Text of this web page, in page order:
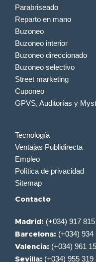
Parabriseado
Reparto en mano
Buzoneo
Buzoneo interior
Buzoneo direccionado
Buzoneo selectivo
Street marketing
Cuponeo
GPVS, Auditorías y
Tecnología
Ventajas Publidirecta
Empleo
Política de privacidad
Sitemap
Contacto
Madrid: (+034) 917
Barcelona: (+034) 934
Valencia: (+034) 961
Sevilla: (+034) 955 319